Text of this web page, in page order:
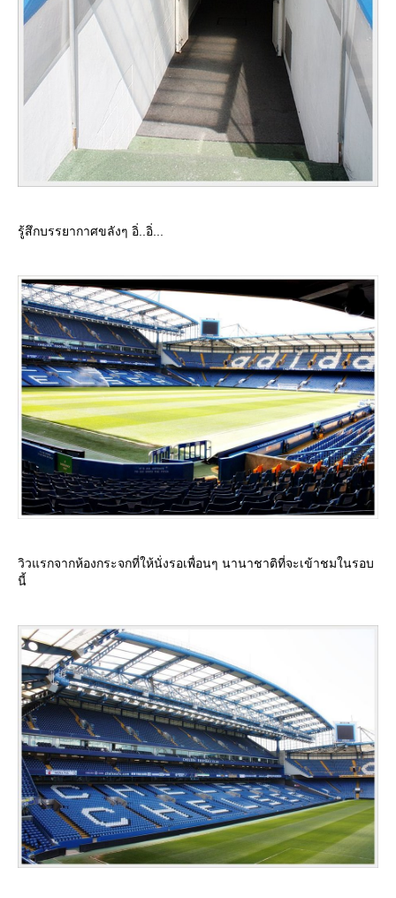
รู้สึกบรรยากาศขลังๆ อิ่..อิ่...
วิวแรกจากห้องกระจกที่ให้นั่งรอเพื่อนๆ นานาชาติที่จะเข้าชมในรอบ
นี้